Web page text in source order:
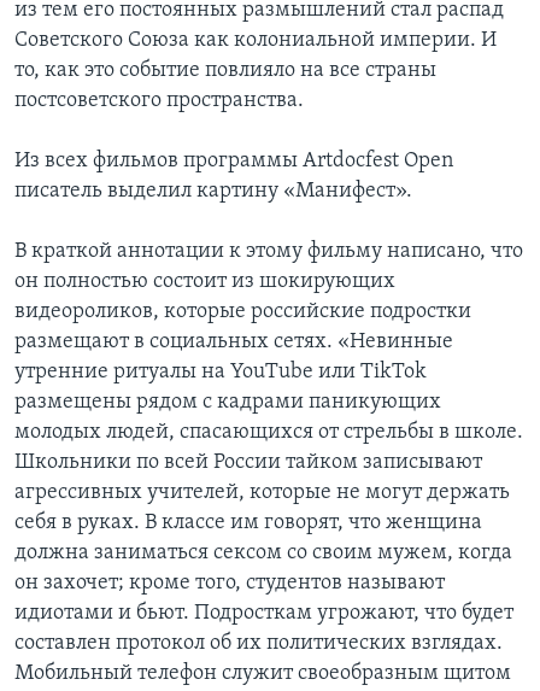
из тем его постоянных размышлений стал распад
Советского Союза как колониальной империи. И
то, как это событие повлияло на все страны
постсоветского пространства.
Из всех фильмов программы Artdocfest Open
писатель выделил картину «Манифест».
В краткой аннотации к этому фильму написано, что
он полностью состоит из шокирующих
видеороликов, которые российские подростки
размещают в социальных сетях. «Невинные
утренние ритуалы на YouTube или TikTok
размещены рядом с кадрами паникующих
молодых людей, спасающихся от стрельбы в школе.
Школьники по всей России тайком записывают
агрессивных учителей, которые не могут держать
себя в руках. В классе им говорят, что женщина
должна заниматься сексом со своим мужем, когда
он захочет; кроме того, студентов называют
идиотами и бьют. Подросткам угрожают, что будет
составлен протокол об их политических взглядах.
Мобильный телефон служит своеобразным щитом